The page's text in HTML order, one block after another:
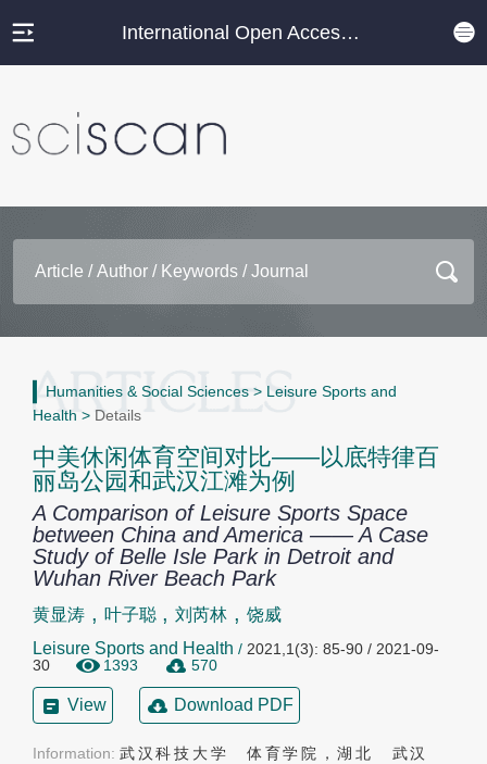
International Open Access Journal Platform
Humanities & Social Sciences > Leisure Sports and
Health > Details
中美休闲体育空间对比——以底特律百
丽岛公园和武汉江滩为例
A Comparison of Leisure Sports Space
between China and America —— A Case
Study of Belle Isle Park in Detroit and
Wuhan River Beach Park
黄显涛 , 叶子聪 ,刘芮林 , 饶威
Leisure Sports and Health / 2021,1(3): 85-90 / 2021-09-
30
1393 570
View Download PDF
Information: 武汉科技大学　体育学院，湖北　武汉